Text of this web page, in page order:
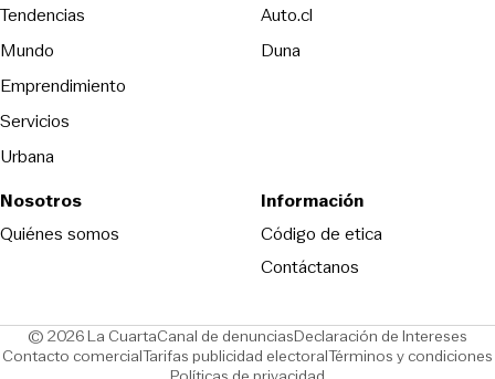
Tendencias
Mundo
Emprendimiento
Servicios
Urbana
Auto.cl
DunaOpens in new window
Nosotros
Quiénes somos
Información
Código de eticaOpens in new
Contáctanos
© 2026 La CuartaCanal de denunciasOpens in new window
Declaración de Intereses
Contacto comercialOpens in new window
Tarifas publicidad electoralOpens in new window
Términos y condiciones